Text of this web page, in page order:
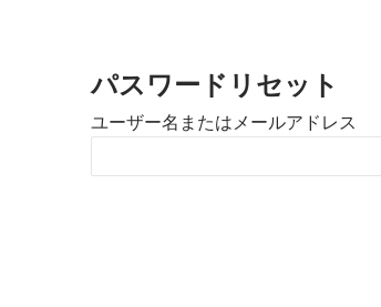
パスワードリセット
ユーザー名またはメールアドレス